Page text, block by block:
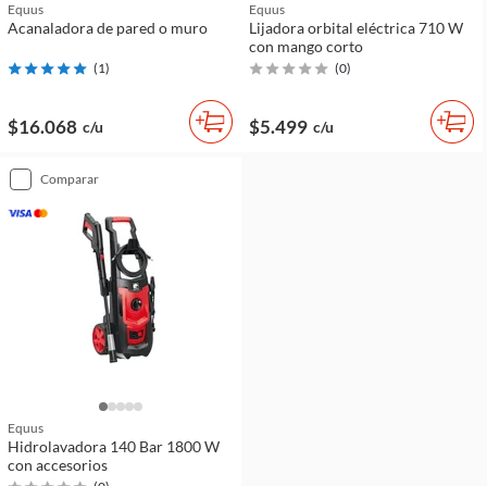
Equus
Acanaladora de pared o muro
(1)
$16.068 c/u
Equus
Lijadora orbital eléctrica 710 W
con mango corto
(0)
$5.499 c/u
comparar
Equus
Hidrolavadora 140 Bar 1800 W
con accesorios